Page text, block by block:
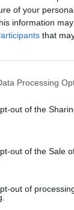
of your
information
that
Processing
out of the
out of the Sale
out of
(andata) e